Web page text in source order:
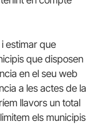
estimar que
que disposen
en el seu web
a les actes de la
llavors un total
els municipis